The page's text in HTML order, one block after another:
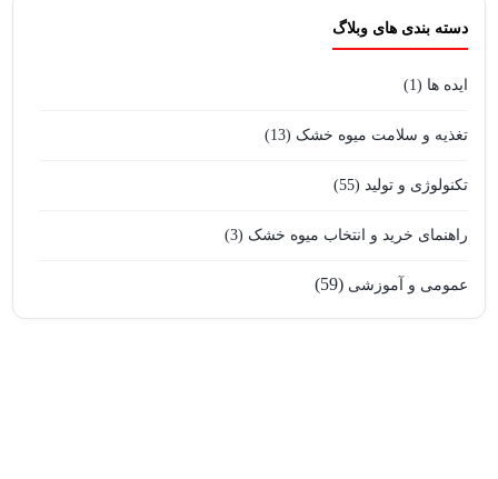
دسته بندی های وبلاگ
ایده ها (1)
تغذیه و سلامت میوه خشک (13)
تکنولوژی و تولید (55)
راهنمای خرید و انتخاب میوه خشک (3)
عمومی و آموزشی (59)